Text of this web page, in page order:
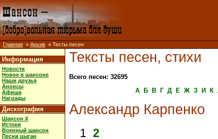
Главная » Архив » Тесты песен
Информация
Новости
Новое в шансоне
Наши друзья
Анонсы
Афиша
Награды
Дискография
Шансон X
Истоки
Военный шансон
Песни цыган
Тексты песен, стихи
Всего песен: 32695
А
Б В Г Д Е Ж З И К
Александр Карпенко
1 2